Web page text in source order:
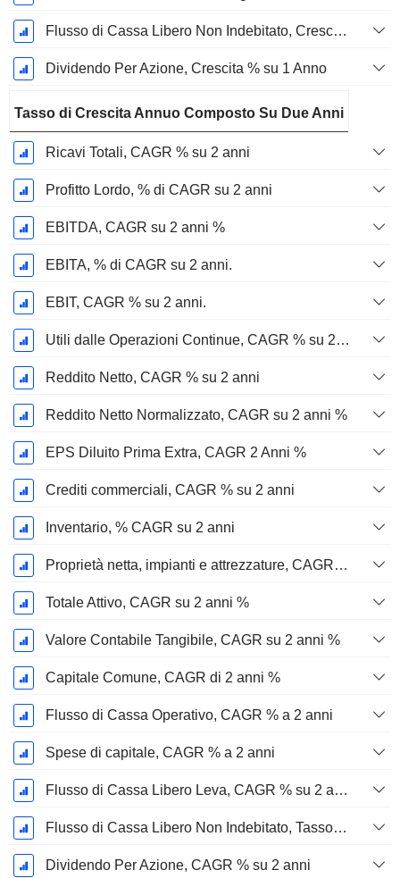
Flusso di Cassa Libero Non Indebitato, Crescita su 1 Anno %
Dividendo Per Azione, Crescita % su 1 Anno
Tasso di Crescita Annuo Composto Su Due Anni
Ricavi Totali, CAGR % su 2 anni
Profitto Lordo, % di CAGR su 2 anni
EBITDA, CAGR su 2 anni %
EBITA, % di CAGR su 2 anni.
EBIT, CAGR % su 2 anni.
Utili dalle Operazioni Continue, CAGR % su 2 anni
Reddito Netto, CAGR % su 2 anni
Reddito Netto Normalizzato, CAGR su 2 anni %
EPS Diluito Prima Extra, CAGR 2 Anni %
Crediti commerciali, CAGR % su 2 anni
Inventario, % CAGR su 2 anni
Proprietà netta, impianti e attrezzature, CAGR su 2 anni %
Totale Attivo, CAGR su 2 anni %
Valore Contabile Tangibile, CAGR su 2 anni %
Capitale Comune, CAGR di 2 anni %
Flusso di Cassa Operativo, CAGR % a 2 anni
Spese di capitale, CAGR % a 2 anni
Flusso di Cassa Libero Leva, CAGR % su 2 anni
Flusso di Cassa Libero Non Indebitato, Tasso di Crescita Annuo Composto su 2 Anni %
Dividendo Per Azione, CAGR % su 2 anni